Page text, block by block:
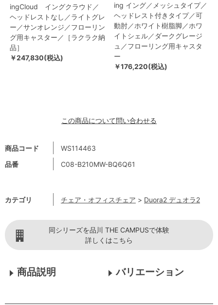
商品コード
WS114463
品番
C08-B210MW-BQ6Q61
カテゴリ チェア・オフィスチェア > Duora2 デュオラ2
ingCloud イングクラウド／
ヘッドレストなし／ライトグレ
ー／サンオレンジ／フローリン
グ用キャスター／［ラクラク納
品］
￥247,830(税込)
ing イング／メッシュタイプ／
ヘッドレスト付きタイプ／可
動肘／ホワイト樹脂脚／ホワ
イトシェル／ダークグレージ
ュ／フローリング用キャスタ
ー
￥176,220(税込)
この商品について問い合わせる
同シリーズを品川 THE CAMPUSで体験
詳しくはこちら
商品説明 バリエーション